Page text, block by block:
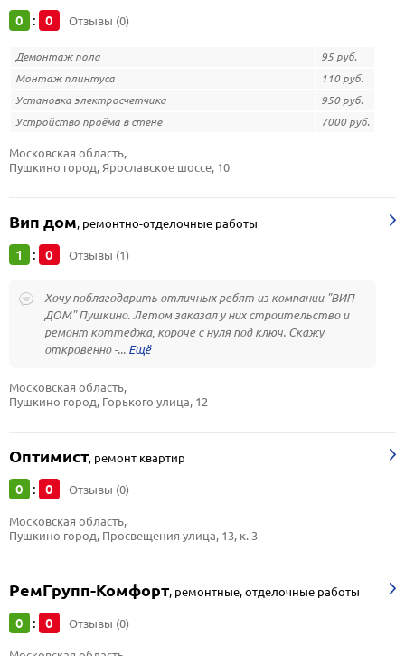
0 : 0 Отзывы (0)
Демонтаж пола
95 руб.
Монтаж плинтуса
110 руб.
Установка электросчетчика
950 руб.
Устройство проёма в стене
7000 руб.
Московская область,
Пушкино город, Ярославское шоссе, 10
Вип дом, ремонтно-отделочные работы
1 : 0 Отзывы (1)
Хочу поблагодарить отличных ребят из компании "ВИП
ДОМ" Пушкино. Летом заказал у них строительство и
ремонт коттеджа, короче с нуля под ключ. Скажу
откровенно -...
Московская область,
Пушкино город, Горького улица, 12
Оптимист, ремонт квартир
0 : 0 Отзывы (0)
Московская область,
Пушкино город, Просвещения улица, 13, к. 3
РемГрупп-Комфорт, ремонтные, отделочные работы
0 : 0 Отзывы (0)